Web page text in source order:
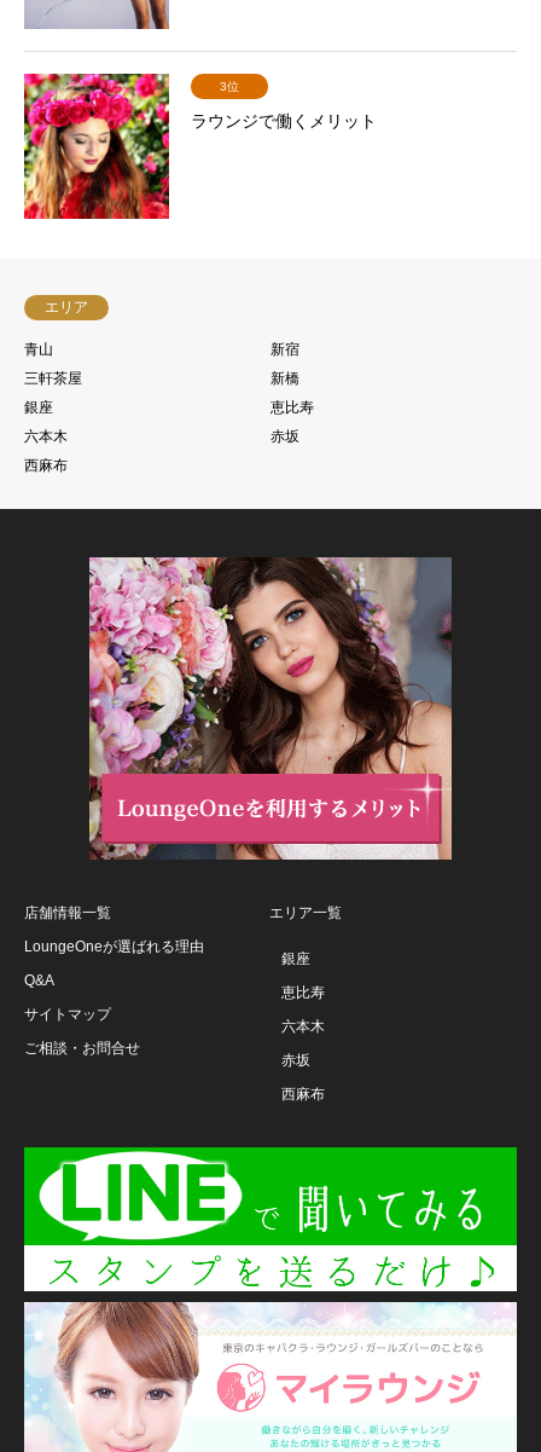
3位
ラウンジで働くメリット
エリア
青山
新宿
三軒茶屋
新橋
銀座
恵比寿
六本木
赤坂
西麻布
店舗情報一覧
LoungeOneが選ばれる理由
Q&A
サイトマップ
ご相談・お問合せ
エリア一覧
銀座
恵比寿
六本木
赤坂
西麻布